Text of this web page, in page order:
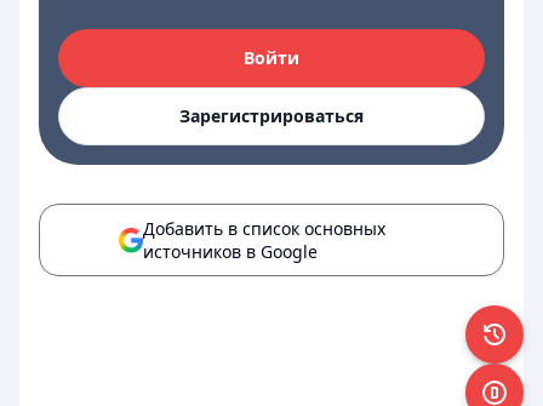
Войти
Зарегистрироваться
Добавить в список основных
источников в Google